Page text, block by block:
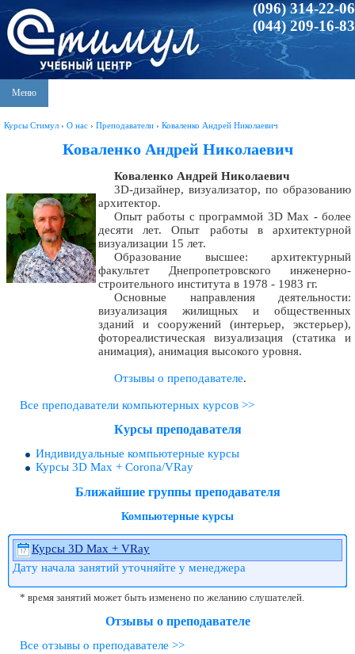
(096) 314-22-06
(044) 209-16-83
Меню
Курсы Стимул › О нас › Преподаватели › Коваленко Андрей Николаевич
Коваленко Андрей Николаевич
Коваленко Андрей Николаевич
3D-дизайнер, визуализатор, по образованию
архитектор.
Опыт работы с программой 3D Max - более
десяти лет. Опыт работы в архитектурной
визуализации 15 лет.
Образование высшее: архитектурный
факультет Днепропетровского инженерно-
строительного института в 1978 - 1983 гг.
Основные направления деятельности:
визуализация жилищных и общественных
зданий и сооружений (интерьер, экстерьер),
фотореалистическая визуализация (статика и
анимация), анимация высокого уровня.
Отзывы о преподавателе.
Все преподаватели компьютерных курсов >>
Курсы преподавателя
Индивидуальные компьютерные курсы
Курсы 3D Max + Corona/VRay
Ближайшие группы преподавателя
Компьютерные курсы
Курсы 3D Max + VRay
Дату начала занятий уточняйте у менеджера
* время занятий может быть изменено по желанию слушателей.
Отзывы о преподавателе
Все отзывы о преподавателе >>